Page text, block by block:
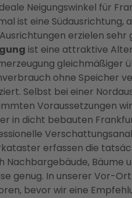
Neigungswinkel für
ist eine Südausrichtung,
erzielen sehr
ist eine attraktive
gleichmäßiger
ohne Speicher
Selbst bei einer
Voraussetzungen
in dicht bebauten
erfassen die
Nachbargebäude, Bäume
genug. In unserer Vor-
bevor wir eine